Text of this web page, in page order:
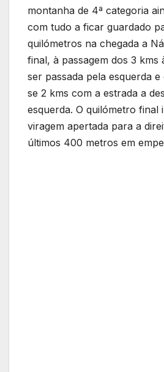
montanha de 4ª categoria
com tudo a ficar guardado
quilómetros na chegada a
final, à passagem dos 3 kms
ser passada pela esquerda e
se 2 kms com a estrada a
esquerda. O quilómetro final
viragem apertada para a
últimos 400 metros em